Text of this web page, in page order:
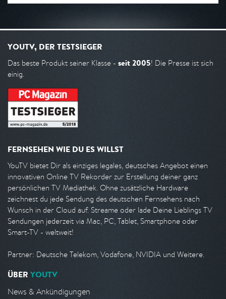
YOUTV, DER TESTSIEGER
Das beste Produkt seiner Klasse - seit 2005! Die Presse ist sich
einig.
FERNSEHEN WIE DU ES WILLST
YouTV bietet Dir als einziges legales, deutsches Angebot einen
innovativen Online TV Rekorder zur Erstellung deiner ganz
persönlichen TV Mediathek. Ohne zusätzliche Hardware
zeichnest du jede Sendung des deutschen Fernsehens nach
Wunsch in der Cloud auf. Streame oder lade Deine Lieblings TV
Sendungen jederzeit via Mac, PC, Tablet, Smartphone oder
Smart-TV - weltweit!
Partner: Deutsche Telekom, Vodafone, NVIDIA und Weitere.
ÜBER YOUTV
News & Ankündigungen